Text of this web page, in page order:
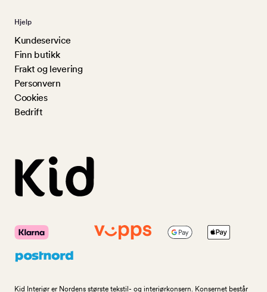
Hjelp
Kundeservice
Finn butikk
Frakt og levering
Personvern
Cookies
Bedrift
Kid Interiør er Nordens største tekstil- og interiørkonsern. Konsernet består